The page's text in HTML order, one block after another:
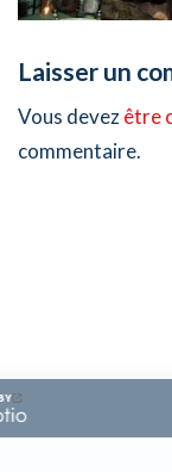
Laisser un
Vous devezêtre
commentaire.